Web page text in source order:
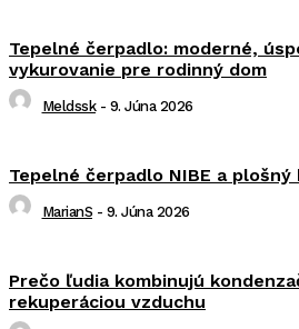
Tepelné čerpadlo: moderné,
vykurovanie pre rodinný dom
Meldssk - 9. Júna 2026
Tepelné čerpadlo NIBE a
MarianS - 9. Júna 2026
Prečo ľudia kombinujú
rekuperáciou vzduchu